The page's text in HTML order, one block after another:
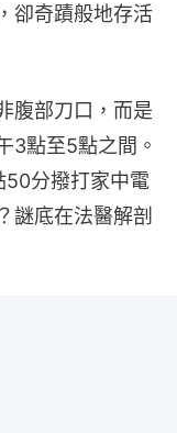
卻奇蹟般地存活
腹部刀口，而是
3點至5點之間。
分撥打家中電
謎底在法醫解剖